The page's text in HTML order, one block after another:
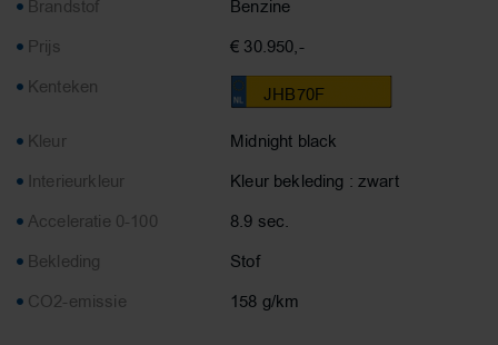
Brandstof
Benzine
Prijs
€ 30.950,-
Kenteken
JHB70F
Kleur
Midnight black
Interieurkleur
Kleur bekleding : zwart
Acceleratie 0-100
8.9 sec.
Bekleding
Stof
CO2-emissie
158 g/km